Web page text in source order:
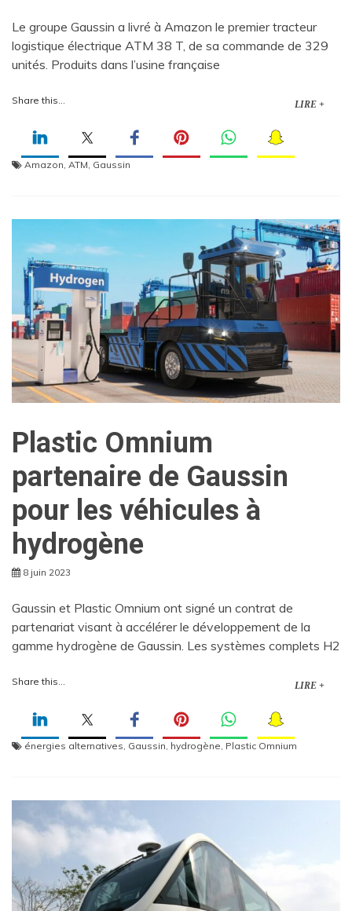
Le groupe Gaussin a livré à Amazon le premier tracteur
logistique électrique ATM 38 T, de sa commande de 329
unités. Produits dans l’usine française
Share this... LIRE +
Amazon ATM Gaussin
Plastic Omnium
partenaire de Gaussin
pour les véhicules à
hydrogène
8 juin 2023
Gaussin et Plastic Omnium ont signé un contrat de
partenariat visant à accélérer le développement de la
gamme hydrogène de Gaussin. Les systèmes complets H2
Share this... LIRE +
énergies alternatives, Gaussin, hydrogène, Plastic Omnium